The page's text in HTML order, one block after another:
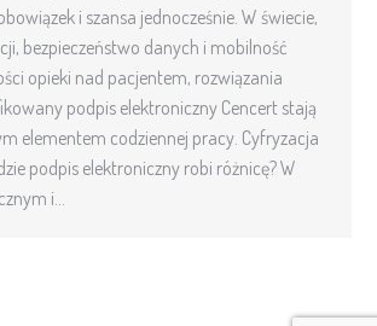
i szansa jednocześnie. W świecie,
bezpieczeństwo danych i mobilność
opieki nad pacjentem, rozwiązania
podpis elektroniczny Cencert stają
elementem codziennej pracy. Cyfryzacja
podpis elektroniczny robi różnicę? W
i…